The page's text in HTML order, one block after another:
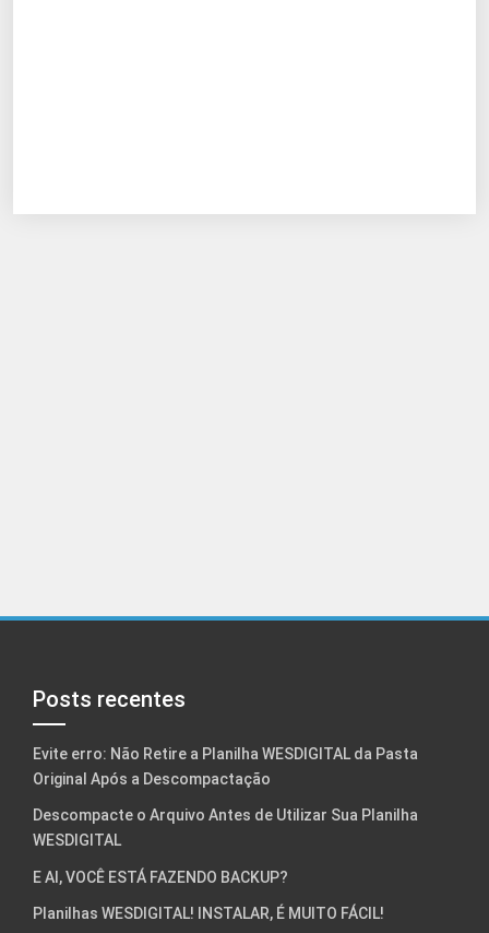
Posts recentes
Evite erro: Não Retire a Planilha WESDIGITAL da Pasta
Original Após a Descompactação
Descompacte o Arquivo Antes de Utilizar Sua Planilha
WESDIGITAL
E AI, VOCÊ ESTÁ FAZENDO BACKUP?
Planilhas WESDIGITAL! INSTALAR, É MUITO FÁCIL!